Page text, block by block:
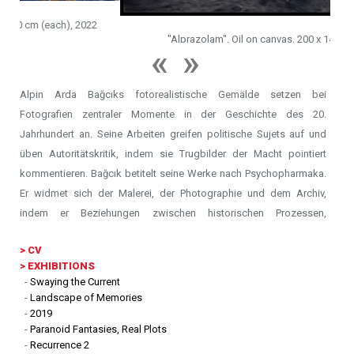
"Alprazolam", Oil on canvas, 200 x 140 cm, 2022
Alpin Arda Bağcıks fotorealistische Gemälde setzen bei
Fotografien zentraler Momente in der Geschichte des 20.
Jahrhundert an. Seine Arbeiten greifen politische Sujets auf und
üben Autoritätskritik, indem sie Trugbilder der Macht pointiert
kommentieren. Bağcık betitelt seine Werke nach Psychopharmaka.
Er widmet sich der Malerei, der Photographie und dem Archiv,
indem er Beziehungen zwischen historischen Prozessen,
reflektiert.
Alpin Arda Bağcık (1988, Izmir) hat 2007 sein Studium der Malerei
an der Dokuz Eylül Universität absolviert, derzeit lebt und arbeitet er
in Istanbul. Zu seinen Einzelausstellung gehören unter anderem:
> CV
> EXHIBITIONS
- Swaying the Current
- Landscape of Memories
- 2019
- Paranoid Fantasies, Real Plots
- Recurrence 2